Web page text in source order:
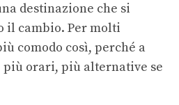
destinazione che si
il cambio. Per molti
comodo così, perché a
più orari, più alternative se